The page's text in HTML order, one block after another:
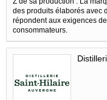
des produits élaborés avec
répondent aux exigences
consommateurs.